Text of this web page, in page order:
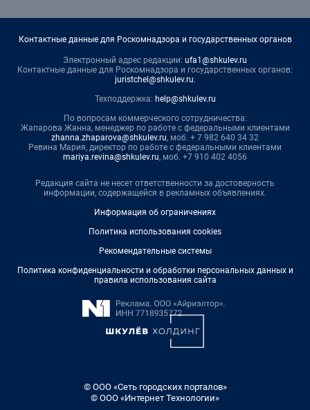
Контактные данные для Роскомнадзора и государственных органов
Электронный адрес редакции: ufa1@shkulev.ru
Контактные данные для Роскомнадзора и государственных органов:
juristchel@shkulev.ru.
Техподдержка: help@shkulev.ru
По вопросам коммерческого сотрудничества:
Жапарова Жанна, менеджер по работе с федеральными клиентами
zhanna.zhaparova@shkulev.ru, моб. + 7 982 640 34 32
Ревина Мария, директор по работе с федеральными клиентами
mariya.revina@shkulev.ru, моб. +7 910 402 4056
Редакция сайта не несет ответственности за достоверность
информации, содержащейся в рекламных объявлениях.
Информация об ограничениях
Политика использования cookies
Рекомендательные системы
Политика конфиденциальности и обработки персональных данных и
правила использования сайта
© ООО «Сеть городских порталов»
© ООО «Интернет Технологии»